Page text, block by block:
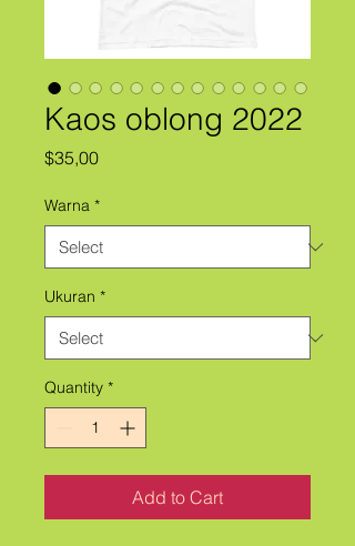
Kaos oblong 2022
$35,00Price
Warna *
Ukuran *
Quantity *
Add to Cart